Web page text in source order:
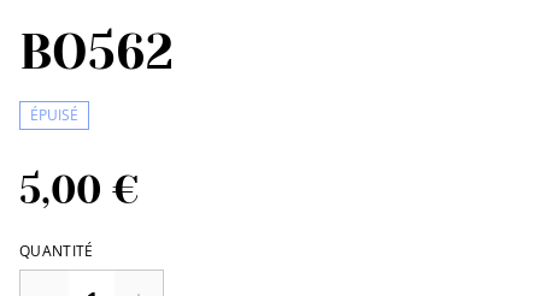
BO562
ÉPUISÉ
5,00 €
QUANTITÉ